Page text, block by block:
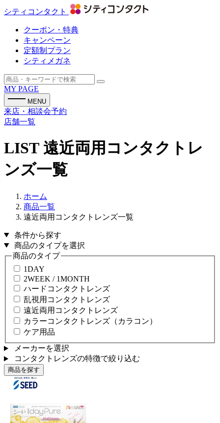
シティコンタクト
クーポン・特典
キャンペーン
定額制プラン
シティメガネ
MY PAGE
MENU
来店・相談会予約
店舗一覧
LIST 遠近両用コンタクトレ
ンズ一覧
ホーム
商品一覧
遠近両用コンタクトレンズ一覧
条件から探す
商品のタイプを選択
商品のタイプ
1DAY
2WEEK / 1MONTH
ハードコンタクトレンズ
乱視用コンタクトレンズ
遠近両用コンタクトレンズ
カラーコンタクトレンズ（カラコン）
ケア用品
メーカーを選択
コンタクトレンズの特徴で絞り込む
商品を探す